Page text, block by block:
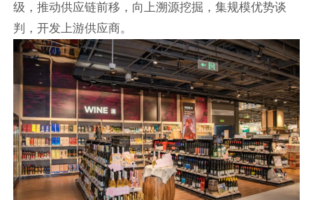
级，推动供应链前移，向上溯源挖掘，集规模优势谈
判，开发上游供应商。